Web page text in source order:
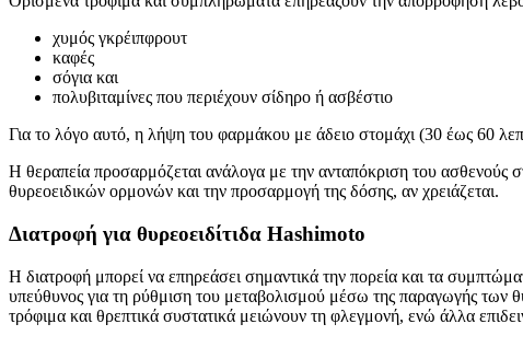
χυμός γκρέιπφρουτ
καφές
σόγια και
πολυβιταμίνες που περιέχουν σίδηρο ή ασβέστιο
Για το λόγο αυτό, η λήψη του φαρμάκου με άδειο στομάχι (30 έως 60
Η θεραπεία προσαρμόζεται ανάλογα με την ανταπόκριση του ασθενούς
θυρεοειδικών ορμονών και την προσαρμογή της δόσης, αν χρειάζεται.
Διατροφή για θυρεοειδίτιδα Hashimoto
Η διατροφή μπορεί να επηρεάσει σημαντικά την πορεία και τα
υπεύθυνος για τη ρύθμιση του μεταβολισμού μέσω της παραγωγής των
τρόφιμα και θρεπτικά συστατικά μειώνουν τη φλεγμονή, ενώ άλλα